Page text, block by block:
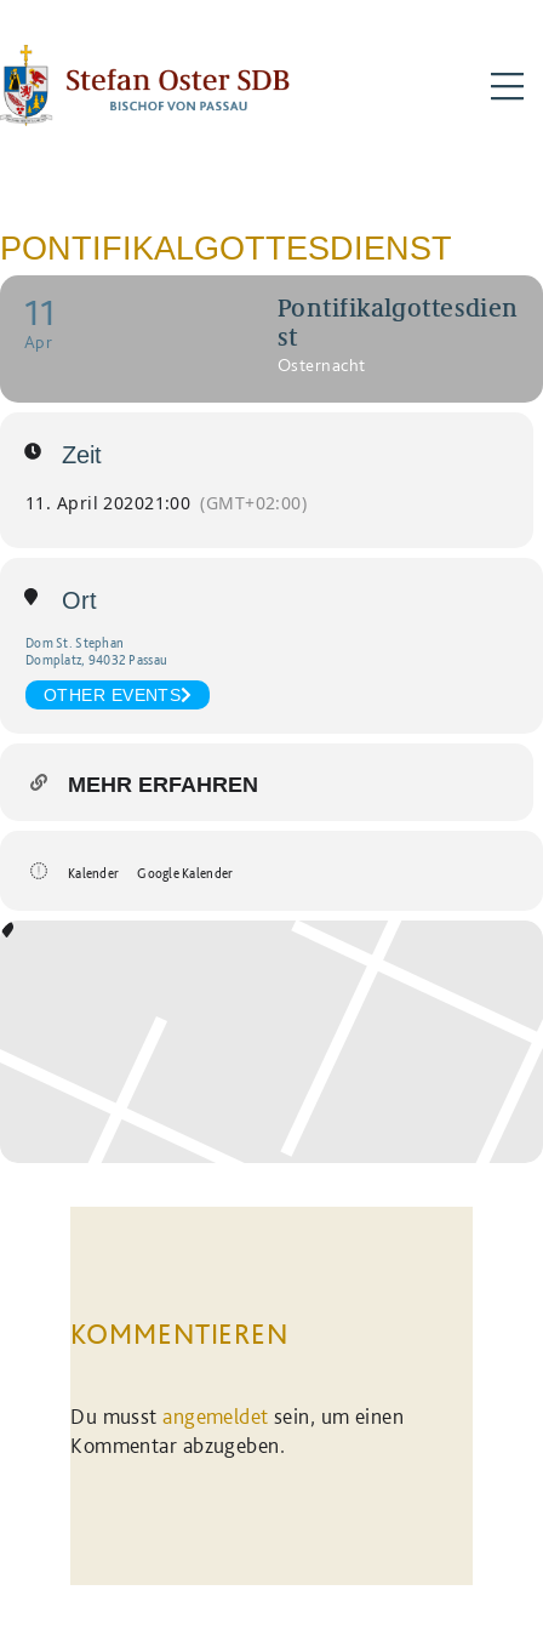
PONTIFIKALGOTTESDIENST
11
Apr
Pontifikalgottesdien
st
Osternacht
Zeit
11. April 202021:00 (GMT+02:00)
Ort
Dom St. Stephan
Domplatz, 94032 Passau
OTHER EVENTS
MEHR ERFAHREN
Kalender Google Kalender
KOMMENTIEREN
Du musstangemeldet sein, um einen
Kommentar abzugeben.